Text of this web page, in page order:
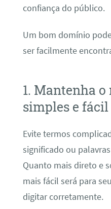
confiança do público.
Um bom domínio
ser facilmente
1. Mantenha
simples e
Evite termos
significado ou
Quanto mais direto e
mais fácil será para
digitar corretamente.